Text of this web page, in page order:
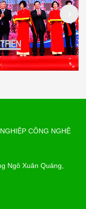
CÔNG NGHỆ
Ngô Xuân Quảng,